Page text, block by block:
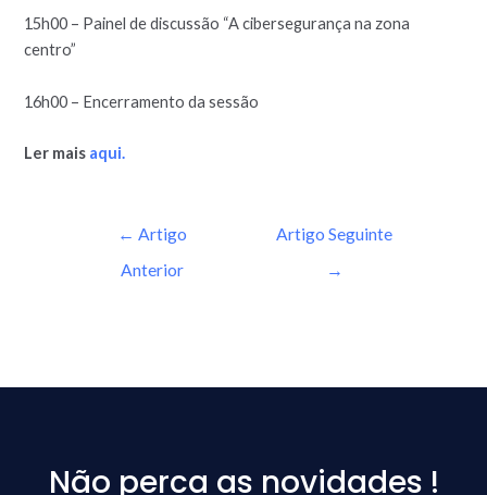
15h00 – Painel de discussão “A cibersegurança na zona
centro”
16h00 – Encerramento da sessão
Ler mais aqui.
← Artigo
Anterior
Artigo Seguinte
→
Não perca as novidades !